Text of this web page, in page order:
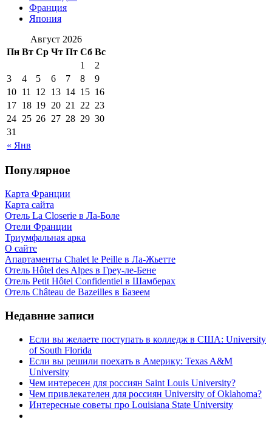
Франция
Япония
Август 2026
Пн Вт Ср Чт Пт Сб Вс
« Янв
1
2
3
4 5 6 7 8
9
10 11 12 13 14 15 16
17 18 19 20 21 22 23
24 25 26 27 28 29 30
31
Популярное
Карта Франции
Карта сайта
Отель La Closerie в Ла-Боле
Отели Франции
Триумфальная арка
О сайте
Апартаменты Chalet le Peille в Ла-Жьетте
Отель Hôtel des Alpes в Греу-ле-Бене
Отель Petit Hôtel Confidentiel в Шамберах
Отель Château de Bazeilles в Базеем
Недавние записи
Если вы желаете поступать в колледж в США: University
of South Florida
Если вы решили поехать в Америку: Texas A&M
University
Чем интересен для россиян Saint Louis University?
Чем привлекателен для россиян University of Oklahoma?
Интересные советы про Louisiana State University